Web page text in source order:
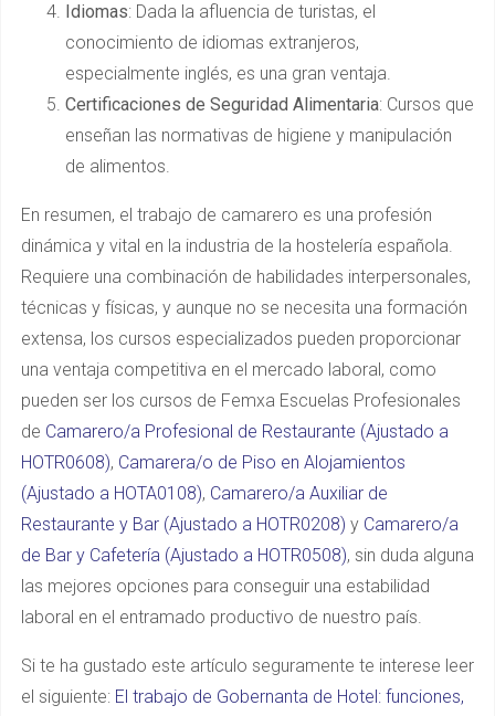
Idiomas: Dada la afluencia de turistas, el
conocimiento de idiomas extranjeros,
especialmente inglés, es una gran ventaja.
Certificaciones de Seguridad Alimentaria: Cursos que
enseñan las normativas de higiene y manipulación
de alimentos.
En resumen, el trabajo de camarero es una profesión
dinámica y vital en la industria de la hostelería española.
Requiere una combinación de habilidades interpersonales,
técnicas y físicas, y aunque no se necesita una formación
extensa, los cursos especializados pueden proporcionar
una ventaja competitiva en el mercado laboral, como
pueden ser los cursos de Femxa Escuelas Profesionales
de Camarero/a Profesional de Restaurante (Ajustado a
HOTR0608), Camarera/o de Piso en Alojamientos
(Ajustado a HOTA0108), Camarero/a Auxiliar de
Restaurante y Bar (Ajustado a HOTR0208) y Camarero/a
de Bar y Cafetería (Ajustado a HOTR0508), sin duda alguna
las mejores opciones para conseguir una estabilidad
laboral en el entramado productivo de nuestro país.
Si te ha gustado este artículo seguramente te interese leer
el siguiente: El trabajo de Gobernanta de Hotel: funciones,